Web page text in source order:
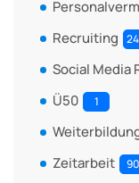
Recruiting
Social Media
Ü50 1
Zeitarbeit 90